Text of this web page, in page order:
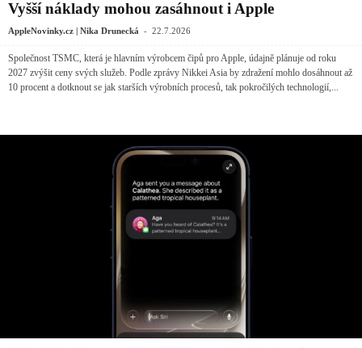
Vyšší náklady mohou zasáhnout i Apple
AppleNovinky.cz | Nika Drunecká - 22.7.2026
Společnost TSMC, která je hlavním výrobcem čipů pro Apple, údajně plánuje od roku
2027 zvýšit ceny svých služeb. Podle zprávy Nikkei Asia by zdražení mohlo dosáhnout až
10 procent a dotknout se jak starších výrobních procesů, tak pokročilých technologií,...